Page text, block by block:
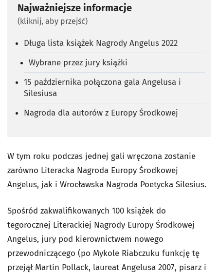
Najważniejsze informacje
(kliknij, aby przejść)
Długa lista książek Nagrody Angelus 2022
Wybrane przez jury książki
15 października połączona gala Angelusa i
Silesiusa
Nagroda dla autorów z Europy Środkowej
W tym roku podczas jednej gali wręczona zostanie
zarówno Literacka Nagroda Europy Środkowej
Angelus, jak i Wrocławska Nagroda Poetycka Silesius.
Spośród zakwalifikowanych 100 książek do
tegorocznej Literackiej Nagrody Europy Środkowej
Angelus, jury pod kierownictwem nowego
przewodniczącego (po Mykole Riabczuku funkcję tę
przejął Martin Pollack, laureat Angelusa 2007, pisarz i